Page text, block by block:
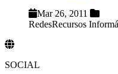
Mar 26, 2011
RedesRecursos
SOCIAL